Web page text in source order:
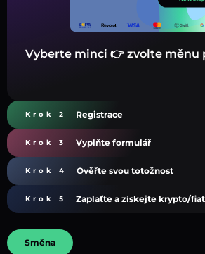
Vyberte minci 👉 zvolte měnu
Krok 2 Registrace
Krok 3 Vyplňte formulář
Krok 4 Ověřte svou totožnost
Krok 5 Zaplaťte a získejte krypto/fiat
Směna